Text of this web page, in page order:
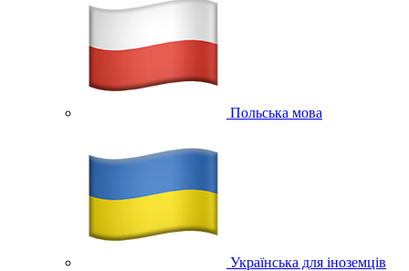
Польська мова
Українська для іноземців